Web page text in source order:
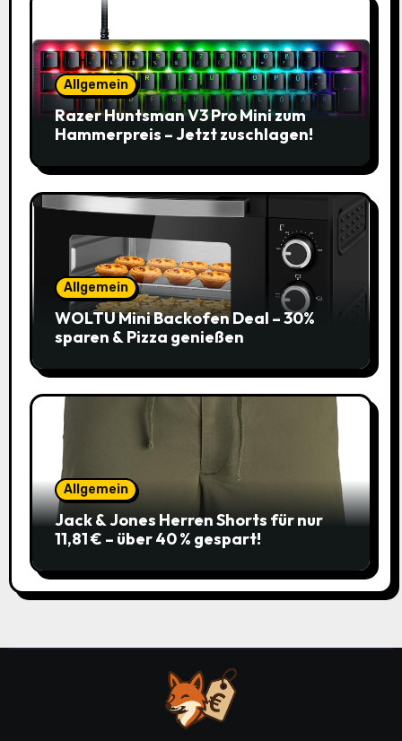
Allgemein
Razer Huntsman V3 Pro Mini zum
Hammerpreis – Jetzt zuschlagen!
Allgemein
WOLTU Mini Backofen Deal – 30%
sparen & Pizza genießen
Allgemein
Jack & Jones Herren Shorts für nur
11,81 € – über 40 % gespart!